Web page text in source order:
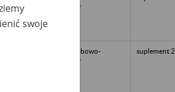
płacowe
akta osobowo-
płacowe
suplement 2
swoje